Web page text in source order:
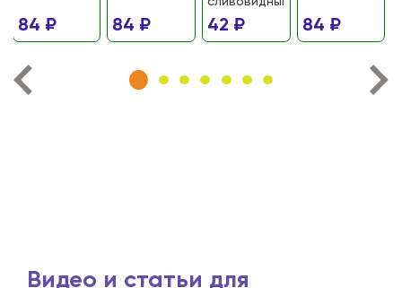
84 ₽ 84 ₽ 42 ₽ 84 ₽
Видео и статьи для